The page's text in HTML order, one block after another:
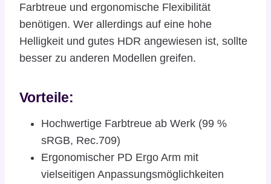
Farbtreue und ergonomische Flexibilität
benötigen. Wer allerdings auf eine hohe
Helligkeit und gutes HDR angewiesen ist, sollte
besser zu anderen Modellen greifen.
Vorteile:
Hochwertige Farbtreue ab Werk (99 %
sRGB, Rec.709)
Ergonomischer PD Ergo Arm mit
vielseitigen Anpassungsmöglichkeiten